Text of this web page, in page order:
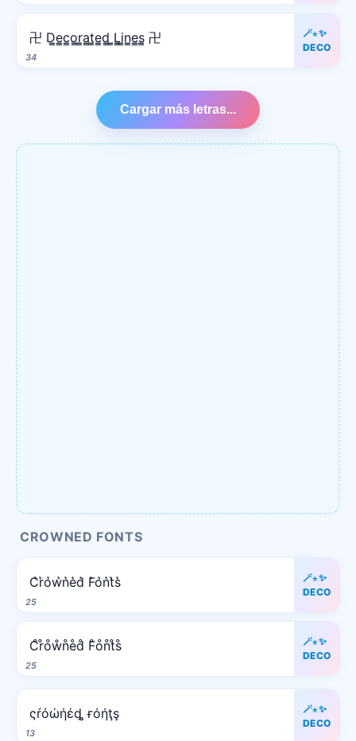
34
卍 D̳e̳c̳o̳r̳a̳t̳e̳d̳ ̳L̳i̳n̳e̳s̳ 卍
🪄⋆✨
DECO
Cargar más letras...
CROWNED FONTS
25
C͛r͛o͛w͛n͛e͛d͛ F͛o͛n͛t͛s͛
🪄⋆✨
DECO
25
C̊r̊o̊ẘn̊e̊d̊ F̊o̊n̊t̊s̊
🪄⋆✨
DECO
13
ςŕόώήέȡ ғόήţş
🪄⋆✨
DECO